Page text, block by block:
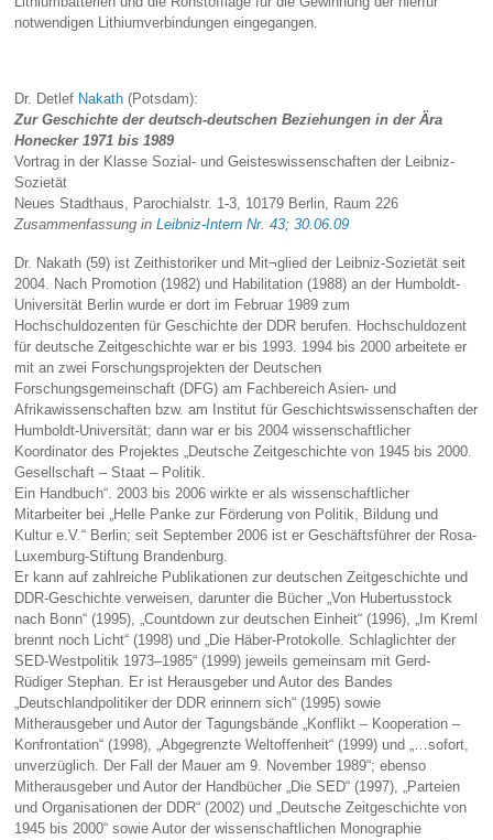
notwendigen Lithiumverbindungen eingegangen.
Dr. Detlef Nakath(Potsdam):
Zur Geschichte der deutsch-deutschen Beziehungen in der Ära
Honecker 1971 bis 1989
Vortrag in der Klasse Sozial- und Geisteswissenschaften der Leibniz-
Sozietät
Neues Stadthaus, Parochialstr. 1-3, 10179 Berlin, Raum 226
Zusammenfassung inLeibniz-Intern Nr. 43; 30.06.09
Dr. Nakath (59) ist Zeithistoriker und Mit¬glied der Leibniz-Sozietät seit
2004. Nach Promotion (1982) und Habilitation (1988) an der Humboldt-
Universität Berlin wurde er dort im Februar 1989 zum
Hochschuldozenten für Geschichte der DDR berufen. Hochschuldozent
für deutsche Zeitgeschichte war er bis 1993. 1994 bis 2000 arbeitete er
mit an zwei Forschungsprojekten der Deutschen
Forschungsgemeinschaft (DFG) am Fachbereich Asien- und
Afrikawissenschaften bzw. am Institut für Geschichtswissenschaften der
Humboldt-Universität; dann war er bis 2004 wissenschaftlicher
Koordinator des Projektes „Deutsche Zeitgeschichte von 1945 bis 2000.
Gesellschaft – Staat – Politik.
Ein Handbuch“. 2003 bis 2006 wirkte er als wissenschaftlicher
Mitarbeiter bei „Helle Panke zur Förderung von Politik, Bildung und
Kultur e.V.“ Berlin; seit September 2006 ist er Geschäftsführer der Rosa-
Luxemburg-Stiftung Brandenburg.
Er kann auf zahlreiche Publikationen zur deutschen Zeitgeschichte und
DDR-Geschichte verweisen, darunter die Bücher „Von Hubertusstock
nach Bonn“ (1995), „Countdown zur deutschen Einheit“ (1996), „Im Kreml
brennt noch Licht“ (1998) und „Die Häber-Protokolle. Schlaglichter der
SED-Westpolitik 1973–1985“ (1999) jeweils gemeinsam mit Gerd-
Rüdiger Stephan. Er ist Herausgeber und Autor des Bandes
„Deutschlandpolitiker der DDR erinnern sich“ (1995) sowie
Mitherausgeber und Autor der Tagungsbände „Konflikt – Kooperation –
Konfrontation“ (1998), „Abgegrenzte Weltoffenheit“ (1999) und „…sofort,
unverzüglich. Der Fall der Mauer am 9. November 1989“; ebenso
Mitherausgeber und Autor der Handbücher „Die SED“ (1997), „Parteien
und Organisationen der DDR“ (2002) und „Deutsche Zeitgeschichte von
1945 bis 2000“ sowie Autor der wissenschaftlichen Monographie